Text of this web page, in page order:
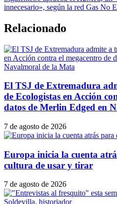
innecesario», según la red Gas No
Relacionado
El TSJ de Extremadura
de Ecologistas en Acción
datos de Merlin Edged en
7 de agosto de 2026
Europa inicia la cuenta
cultura de usar y tirar
7 de agosto de 2026